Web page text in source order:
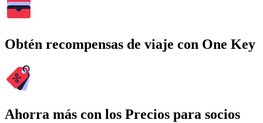
Obtén recompensas de viaje con One Key
Ahorra más con los Precios para socios